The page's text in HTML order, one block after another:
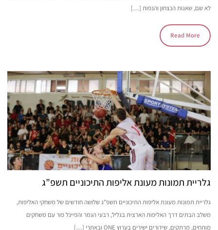
לא שם, שאגות הנצחון והנפות […]
Read More
גלריית תמונות מעונת אליפות התיכוניים תשפ”ג
גלריית תמונות מעונת אליפות התיכוניים תשפ”ג שלושה חודשים של משחקי האליפות,
משלב הבתים דרך האליפות הארצית בגליל, רבעי הגמר והפיינל פור עם משחקים
מותחים, מרתקים, שידורים ישירים בערוץ ONE ובאתרי […]